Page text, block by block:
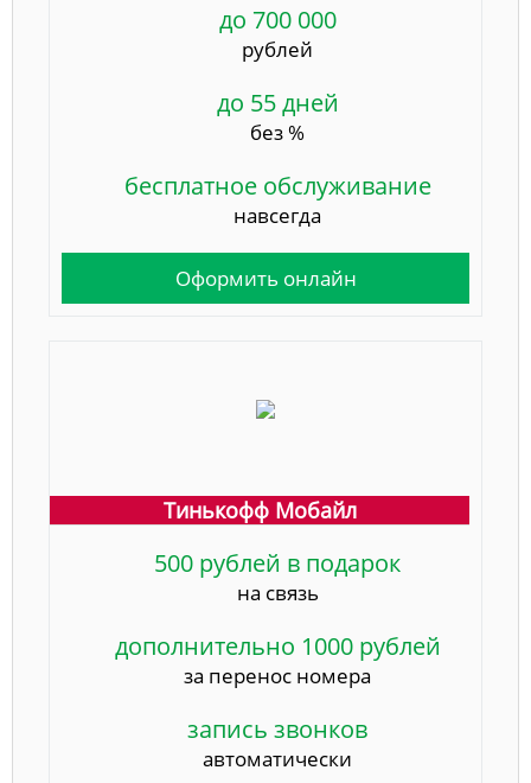
до 700 000
рублей
до 55 дней
без %
бесплатное обслуживание
навсегда
Оформить онлайн
Тинькофф Мобайл
500 рублей в подарок
на связь
дополнительно 1000 рублей
за перенос номера
запись звонков
автоматически